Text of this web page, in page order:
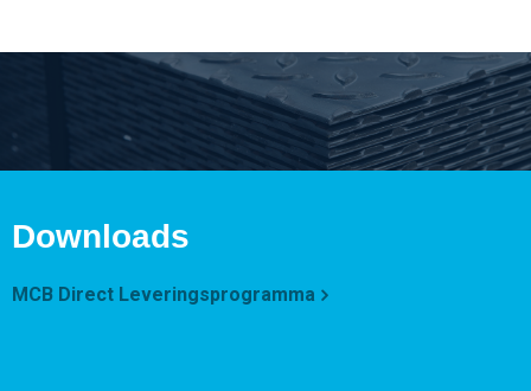
Artikelnummer
IPE balk S235JR 180 ca 6 mtr
Bruto prijs
Selecteer
Downloads
MCB Direct Leveringsprogramma